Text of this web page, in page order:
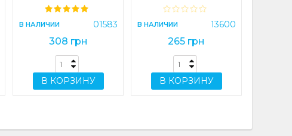
(E37)
В НАЛИЧИИ 01583
308 грн
В КОРЗИНУ
В НАЛИЧИИ 13600
265 грн
В КОРЗИНУ